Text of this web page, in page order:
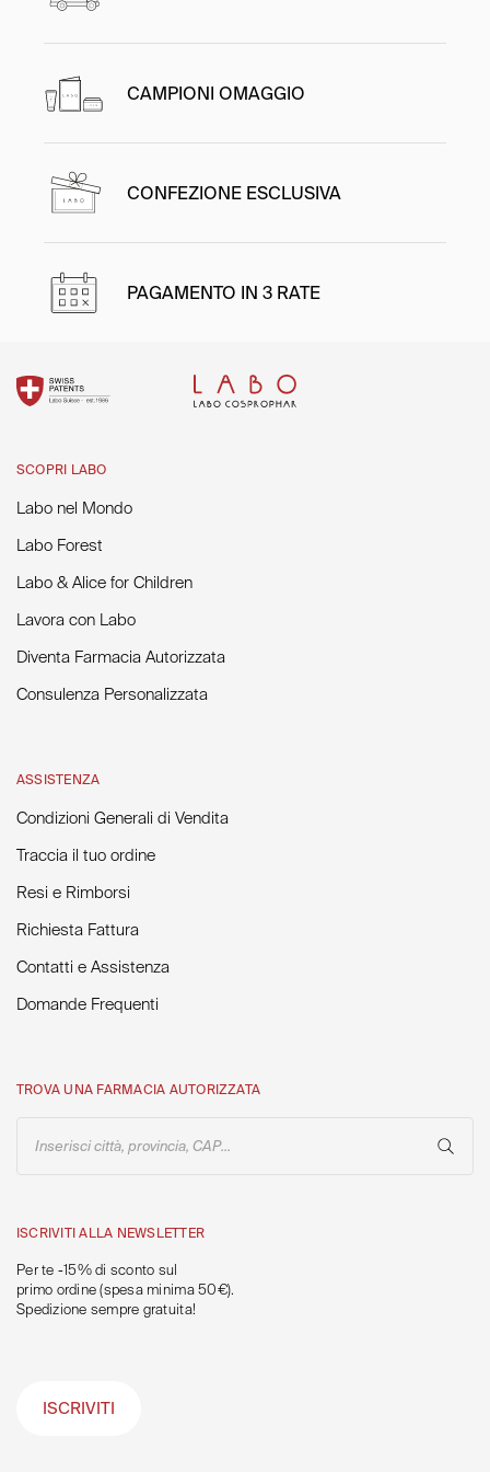
CAMPIONI OMAGGIO
CONFEZIONE ESCLUSIVA
PAGAMENTO IN 3 RATE
SCOPRI LABO
Labo nel Mondo
Labo Forest
Labo & Alice for Children
Lavora con Labo
Diventa Farmacia Autorizzata
Consulenza Personalizzata
ASSISTENZA
Condizioni Generali di Vendita
Traccia il tuo ordine
Resi e Rimborsi
Richiesta Fattura
Contatti e Assistenza
Domande Frequenti
TROVA UNA FARMACIA AUTORIZZATA
Inserisci città, provincia, CAP...
ISCRIVITI ALLA NEWSLETTER
Per te -15% di sconto sul
primo ordine (spesa minima 50€).
Spedizione sempre gratuita!
ISCRIVITI